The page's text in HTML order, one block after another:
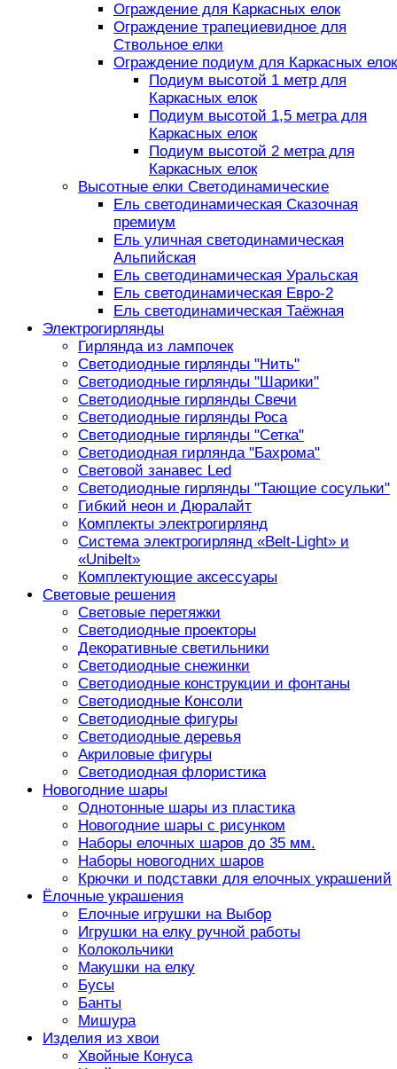
Ограждение для Каркасных елок
Ограждение трапециевидное для
Ствольное елки
Ограждение подиум для Каркасных елок
Подиум высотой 1 метр для
Каркасных елок
Подиум высотой 1,5 метра для
Каркасных елок
Подиум высотой 2 метра для
Каркасных елок
Высотные елки Светодинамические
Ель светодинамическая Сказочная
премиум
Ель уличная светодинамическая
Альпийская
Ель светодинамическая Уральская
Ель светодинамическая Евро-2
Ель светодинамическая Таёжная
Электрогирлянды
Гирлянда из лампочек
Светодиодные гирлянды "Нить"
Светодиодные гирлянды "Шарики"
Светодиодные гирлянды Свечи
Светодиодные гирлянды Роса
Светодиодные гирлянды "Сетка"
Светодиодная гирлянда "Бахрома"
Световой занавес Led
Светодиодные гирлянды "Тающие сосульки"
Гибкий неон и Дюралайт
Комплекты электрогирлянд
Система электрогирлянд «Belt-Light» и
«Unibelt»
Комплектующие аксессуары
Световые решения
Световые перетяжки
Светодиодные проекторы
Декоративные светильники
Светодиодные снежинки
Светодиодные конструкции и фонтаны
Светодиодные Консоли
Светодиодные фигуры
Светодиодные деревья
Акриловые фигуры
Светодиодная флористика
Новогодние шары
Однотонные шары из пластика
Новогодние шары с рисунком
Наборы елочных шаров до 35 мм.
Наборы новогодних шаров
Крючки и подставки для елочных украшений
Ёлочные украшения
Елочные игрушки на Выбор
Игрушки на елку ручной работы
Колокольчики
Макушки на елку
Бусы
Банты
Мишура
Изделия из хвои
Хвойные Конуса